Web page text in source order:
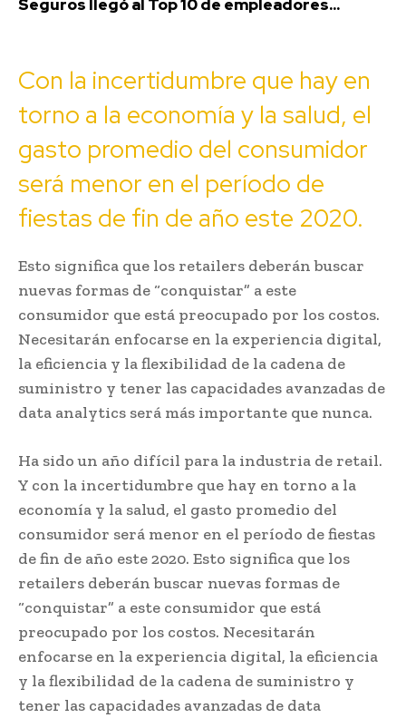
Seguros llegó al Top 10 de empleadores...
Con la incertidumbre que hay en
torno a la economía y la salud, el
gasto promedio del consumidor
será menor en el período de
fiestas de fin de año este 2020.
Esto significa que los retailers deberán buscar
nuevas formas de “conquistar” a este
consumidor que está preocupado por los costos.
Necesitarán enfocarse en la experiencia digital,
la eficiencia y la flexibilidad de la cadena de
suministro y tener las capacidades avanzadas de
data analytics será más importante que nunca.
Ha sido un año difícil para la industria de retail.
Y con la incertidumbre que hay en torno a la
economía y la salud, el gasto promedio del
consumidor será menor en el período de fiestas
de fin de año este 2020. Esto significa que los
retailers deberán buscar nuevas formas de
“conquistar” a este consumidor que está
preocupado por los costos. Necesitarán
enfocarse en la experiencia digital, la eficiencia
y la flexibilidad de la cadena de suministro y
tener las capacidades avanzadas de data